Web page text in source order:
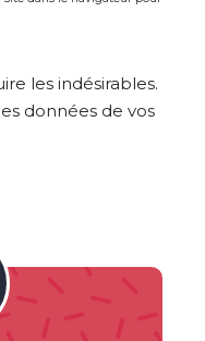
les indésirables.
données de vos